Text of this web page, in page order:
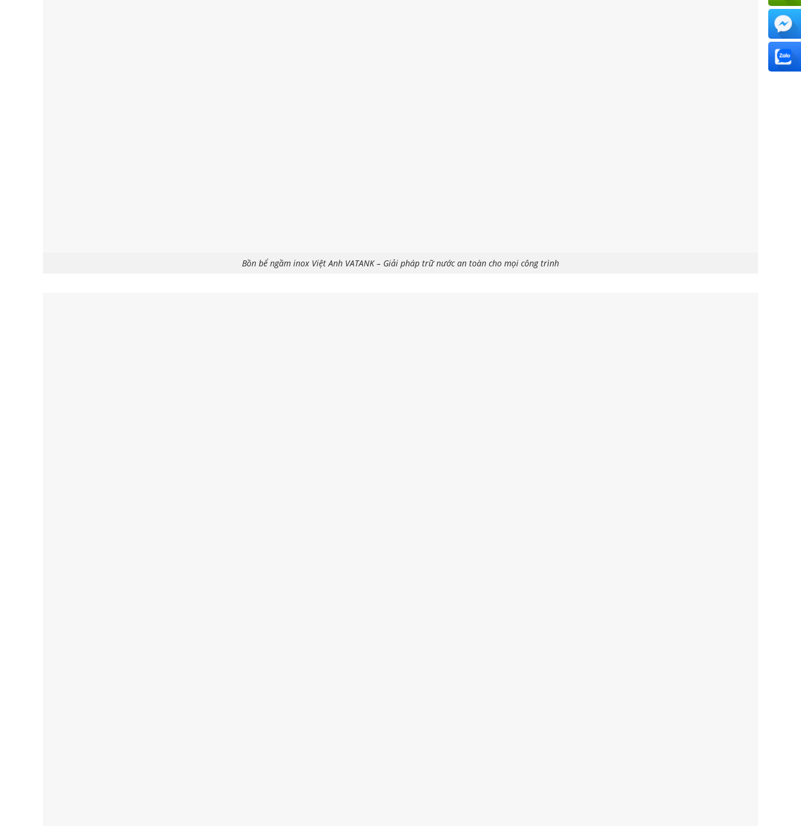
Bồn bể ngầm inox Việt Anh VATANK – Giải pháp trữ nước an toàn cho mọi công trình